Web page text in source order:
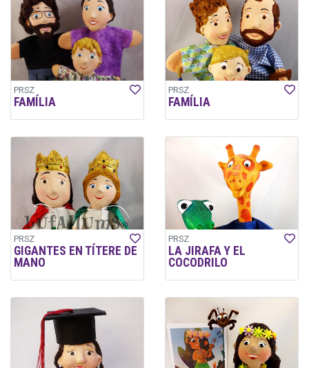
PRSZ
FAMÍLIA
PRSZ
FAMÍLIA
PRSZ
GIGANTES EN TÍTERE DE
MANO
PRSZ
LA JIRAFA Y EL
COCODRILO